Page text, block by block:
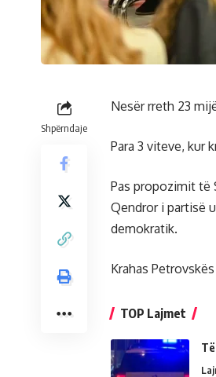
Shpërndaje
Nesër rreth 23
Para 3 viteve, kur
Pas propozimit të
Qendror i partisë
demokratik.
Krahas
TOP Lajmet